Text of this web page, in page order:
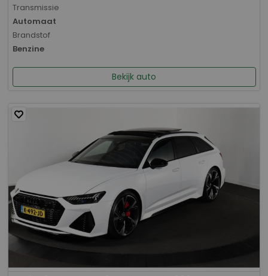
Transmissie
Automaat
Brandstof
Benzine
Bekijk auto